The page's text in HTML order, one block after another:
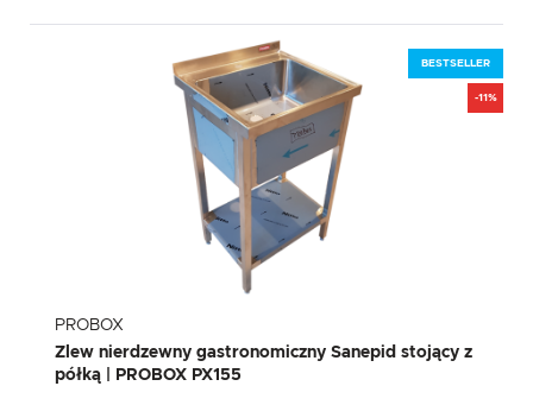
BESTSELLER
-11%
PROBOX
Zlew nierdzewny gastronomiczny Sanepid stojący z
półką | PROBOX PX155